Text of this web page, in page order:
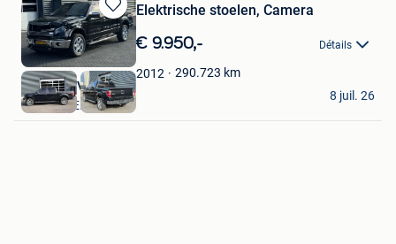
Sauvegarder
dans
Mes
Favoris
Elektrische stoelen, Camera
€ 9.950,- Détails
2012 290.723 km
Mettler B.V.
SCHIJNDEL
8 juil. 26